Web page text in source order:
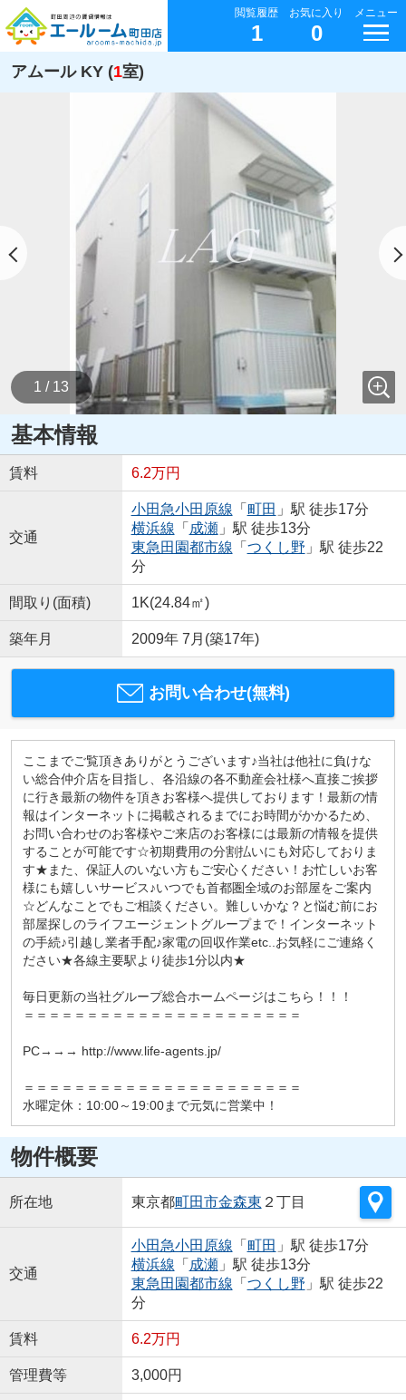
閲覧履歴
1
お気に入り
0
メニュー
アムール KY (1室)
1 / 13
基本情報
賃料 6.2万円
交通
小田急小田原線 「 町田 」駅 徒歩17分
横浜線 「 成瀬」駅 徒歩13分
東急田園都市線 「 つくし野 」駅 徒歩22
分
間取り(面積) 1K(24.84㎡)
築年月 2009年 7月(築17年)
お問い合わせ(無料)
ここまでご覧頂きありがとうございます♪当社は他社に負けな
い総合仲介店を目指し、各沿線の各不動産会社様へ直接ご挨拶
に行き最新の物件を頂きお客様へ提供しております！最新の情
報はインターネットに掲載されるまでにお時間がかかるため、
お問い合わせのお客様やご来店のお客様には最新の情報を提供
することが可能です☆初期費用の分割払いにも対応しておりま
す★また、保証人のいない方もご安心ください！お忙しいお客
様にも嬉しいサービス♪いつでも首都圏全域のお部屋をご案内
☆どんなことでもご相談ください。難しいかな？と悩む前にお
部屋探しのライフエージェントグループまで！インターネット
の手続♪引越し業者手配♪家電の回収作業etc..お気軽にご連絡く
ださい★各線主要駅より徒歩1分以内★
毎日更新の当社グループ総合ホームページはこちら！！！
＝＝＝＝＝＝＝＝＝＝＝＝＝＝＝＝＝＝＝＝＝＝
PC→→→ http://www.life-agents.jp/
＝＝＝＝＝＝＝＝＝＝＝＝＝＝＝＝＝＝＝＝＝＝
水曜定休：10:00～19:00まで元気に営業中！
物件概要
所在地 東京都町田市金森東 ２丁目
交通
小田急小田原線 「 町田 」駅 徒歩17分
横浜線 「 成瀬」駅 徒歩13分
東急田園都市線 「 つくし野 」駅 徒歩22
分
賃料 6.2万円
管理費等 3,000円